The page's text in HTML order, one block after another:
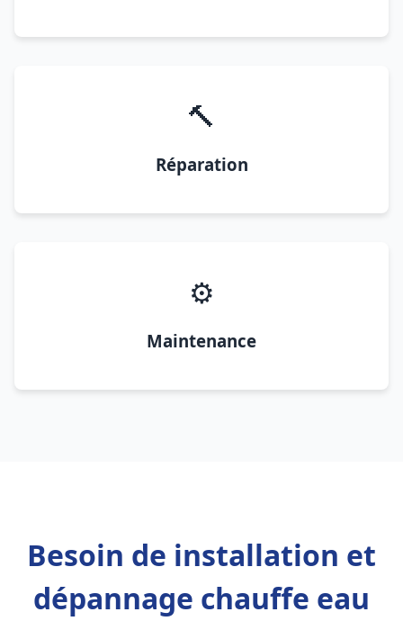
🔨
Réparation
⚙️
Maintenance
Besoin de installation et
dépannage chauffe eau